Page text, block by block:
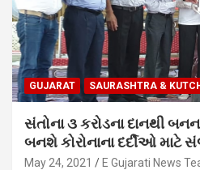
GUJARAT SAURASHTRA &
સંતોના ૩ કરોડના દાનથી
બનશે કોરોનાના દર્દીઓ માટે
May 24, 2021 E Gujarati News